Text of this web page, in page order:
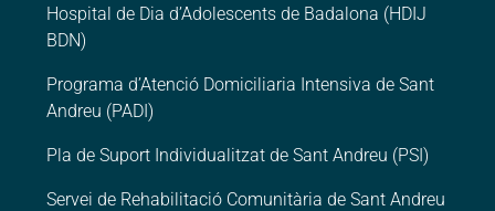
Hospital de Dia d’Adolescents de Badalona (HDIJ
BDN)
Programa d’Atenció Domiciliaria Intensiva de Sant
Andreu (PADI)
Pla de Suport Individualitzat de Sant Andreu (PSI)
Servei de Rehabilitació Comunitària de Sant Andreu